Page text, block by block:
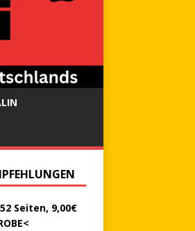
Seiten, 9,00€
<